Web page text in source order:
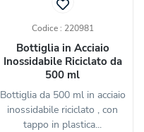
Codice : 220981
Bottiglia in Acciaio
Inossidabile Riciclato da
500 ml
Bottiglia da 500 ml in acciaio
inossidabile riciclato , con
tappo in plastica...